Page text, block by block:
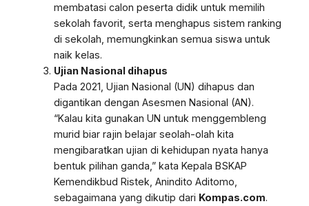
membatasi calon peserta didik untuk memilih
sekolah favorit, serta menghapus sistem ranking
di sekolah, memungkinkan semua siswa untuk
naik kelas.
Ujian Nasional dihapus
Pada 2021, Ujian Nasional (UN) dihapus dan
digantikan dengan Asesmen Nasional (AN).
“Kalau kita gunakan UN untuk menggembleng
murid biar rajin belajar seolah-olah kita
mengibaratkan ujian di kehidupan nyata hanya
bentuk pilihan ganda,” kata Kepala BSKAP
Kemendikbud Ristek, Anindito Aditomo,
sebagaimana yang dikutip dari Kompas.com.